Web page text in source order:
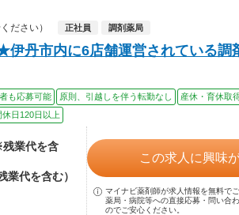
ださい）
正社員 調剤薬局
伊丹市内に6店舗運営されている調
も応募可能 原則、引越しを伴う転勤なし 産休・育休取
休日120日以上
業代を含
代を含む）
この求人に興味
マイナビ薬剤師が求人情報を無料でご
薬局・病院等への直接応募・問い合
のでご安心ください。